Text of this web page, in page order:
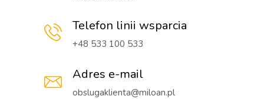
Telefon linii wsparcia
+48 533 100 533
Adres e-mail
obslugaklienta@miloan.pl